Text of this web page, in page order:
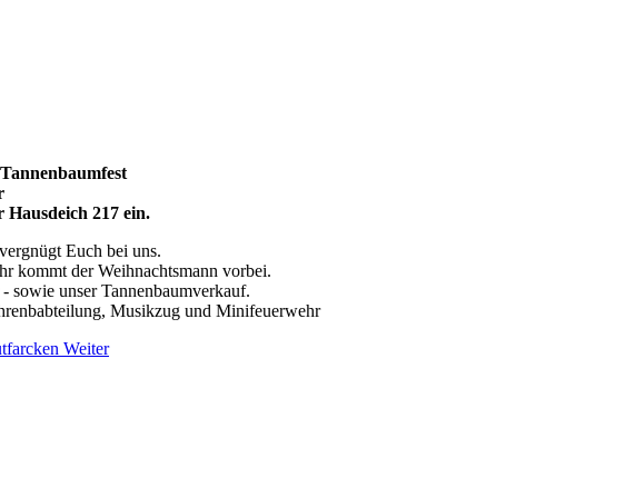
217 ein.
Euch bei uns.
kommt der Weihnachtsmann vorbei.
sowie unser Tannenbaumverkauf.
Musikzug und Minifeuerwehr
Weiter